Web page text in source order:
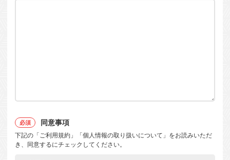
同意事項
下記の「ご利用規約」「個人情報の取り扱いについて」をお読みいただ
き、同意するにチェックしてください。